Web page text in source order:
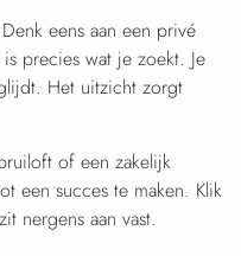
eens aan een privé
precies wat je zoekt. Je
Het uitzicht zorgt
of een zakelijk
een succes te maken. Klik
nergens aan vast.